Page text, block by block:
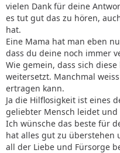
vielen Dank für deine
es tut gut das zu hören,
hat.
Eine Mama hat man eben
dass du deine noch immer
Wie gemein, dass sich
weitersetzt. Manchmal
ertragen kann.
Ja die Hilflosigkeit ist eines
geliebter Mensch leidet
Ich wünsche das beste für
hat alles gut zu überstehen
all der Liebe und Fürsorge